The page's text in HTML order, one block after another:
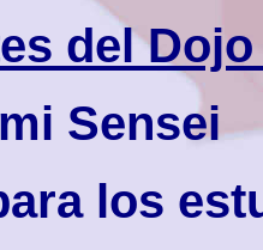
del
Sensei
los